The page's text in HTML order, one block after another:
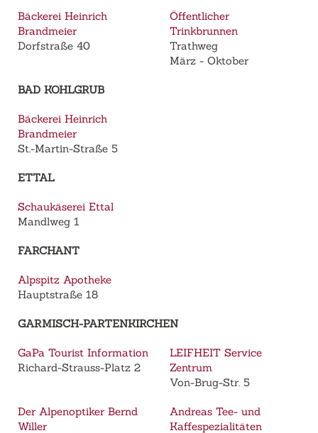
Bäckerei Heinrich
Brandmeier
Dorfstraße 40
Öffentlicher
Trinkbrunnen
Trathweg
März - Oktober
BAD KOHLGRUB
Bäckerei Heinrich
Brandmeier
St.-Martin-Straße 5
ETTAL
Schaukäserei Ettal
Mandlweg 1
FARCHANT
Alpspitz Apotheke
Hauptstraße 18
GARMISCH-PARTENKIRCHEN
GaPa Tourist Information
Richard-Strauss-Platz 2
LEIFHEIT Service
Zentrum
Von-Brug-Str. 5
Der Alpenoptiker Bernd
Willer
Andreas Tee- und
Kaffespezialitäten